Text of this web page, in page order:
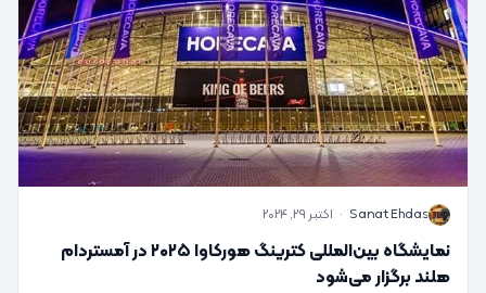
S
Sanat Ehdas
· اکتبر 29, 2024
نمایشگاه بین‌المللی کترینگ هورکاوا ۲۰۲۵ در آمستردام
هلند برگزار می‌شود